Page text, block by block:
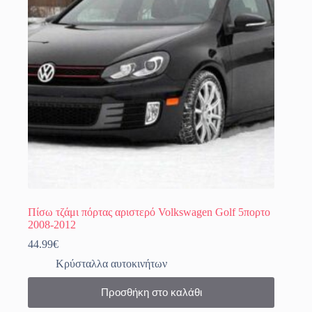
Πίσω τζάμι πόρτας αριστερό Volkswagen Golf 5πορτο
2008-2012
44.99€
Κρύσταλλα αυτοκινήτων
Προσθήκη στο καλάθι